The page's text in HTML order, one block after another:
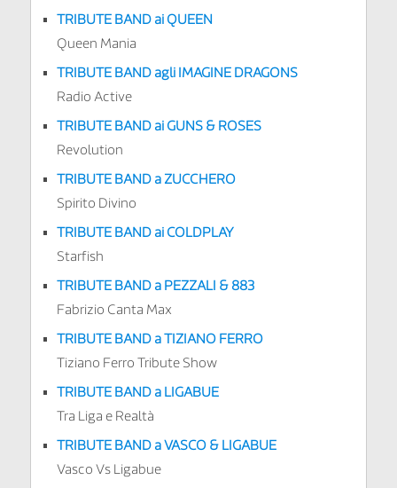
TRIBUTE BAND ai QUEEN
Queen Mania
TRIBUTE BAND agli IMAGINE DRAGONS
Radio Active
TRIBUTE BAND ai GUNS & ROSES
Revolution
TRIBUTE BAND a ZUCCHERO
Spirito Divino
TRIBUTE BAND ai COLDPLAY
Starfish
TRIBUTE BAND a PEZZALI & 883
Fabrizio Canta Max
TRIBUTE BAND a TIZIANO FERRO
Tiziano Ferro Tribute Show
TRIBUTE BAND a LIGABUE
Tra Liga e Realtà
TRIBUTE BAND a VASCO & LIGABUE
Vasco Vs Ligabue